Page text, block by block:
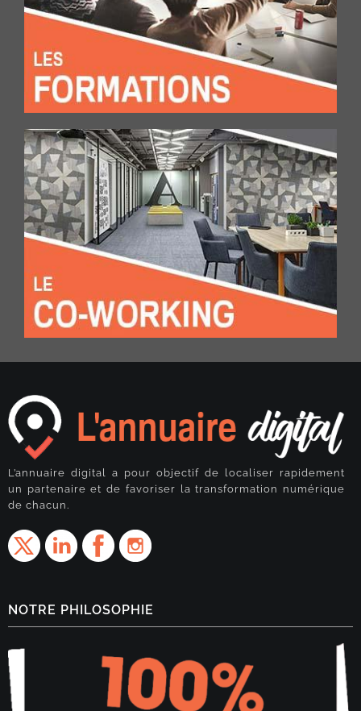
L’annuaire digital a pour objectif de localiser rapidement
un partenaire et de favoriser la transformation numérique
de chacun.
NOTRE PHILOSOPHIE